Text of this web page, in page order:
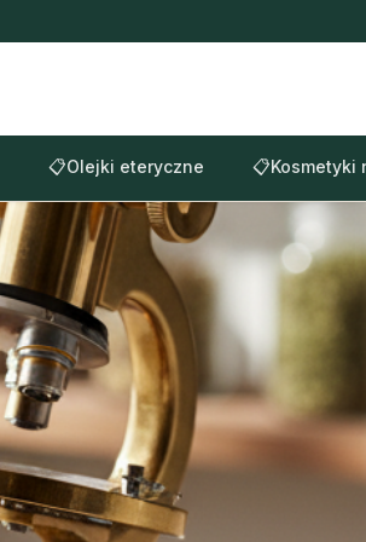
📋Olejki eteryczne 📋Kosmetyki